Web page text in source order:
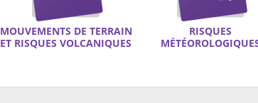
MOUVEMENTS DE TERRAIN
ET RISQUES VOLCANIQUES
RISQUES